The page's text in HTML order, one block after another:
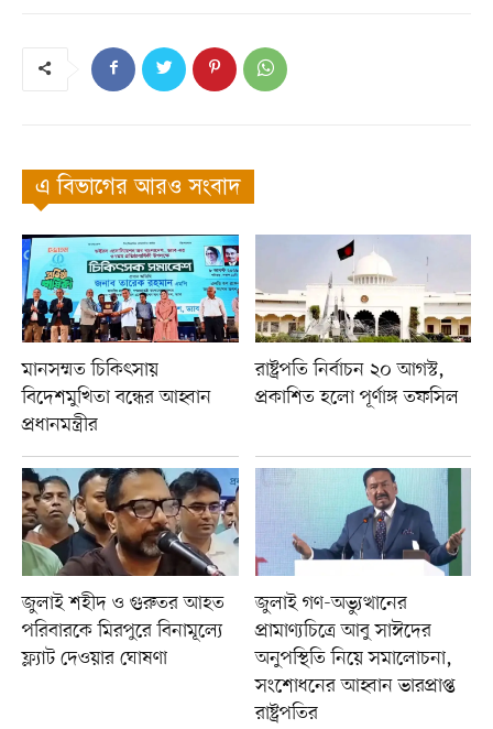
এ বিভাগের আরও সংবাদ
মানসম্মত চিকিৎসায়
বিদেশমুখিতা বন্ধের আহ্বান
প্রধানমন্ত্রীর
রাষ্ট্রপতি নির্বাচন ২০ আগস্ট,
প্রকাশিত হলো পূর্ণাঙ্গ তফসিল
জুলাই শহীদ ও গুরুতর আহত
পরিবারকে মিরপুরে বিনামূল্যে
ফ্ল্যাট দেওয়ার ঘোষণা
জুলাই গণ-অভ্যুত্থানের
প্রামাণ্যচিত্রে আবু সাঈদের
অনুপস্থিতি নিয়ে সমালোচনা,
সংশোধনের আহ্বান ভারপ্রাপ্ত
রাষ্ট্রপতির